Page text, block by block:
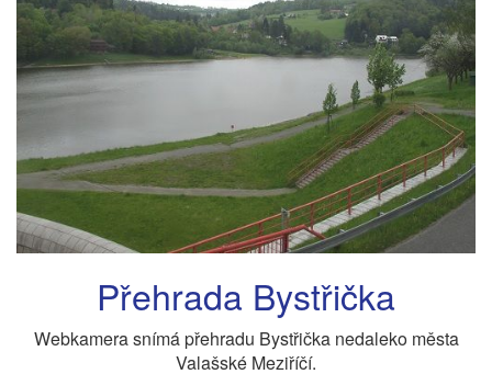
Přehrada Bystřička
Webkamera snímá přehradu Bystřička nedaleko města
Valašské Meziříčí.